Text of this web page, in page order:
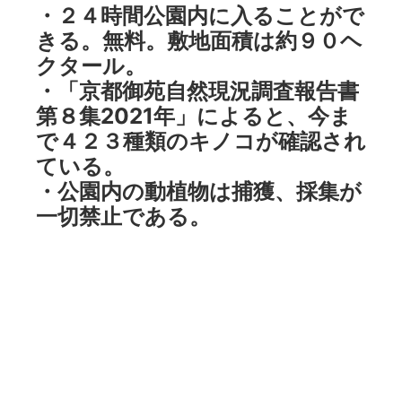
・２４時間公園内に入ることがで
きる。無料。敷地面積は約９０ヘ
クタール。
・「京都御苑自然現況調査報告書
第８集2021年」によると、今ま
で４２３種類のキノコが確認され
ている。
・公園内の動植物は捕獲、採集が
一切禁止である。